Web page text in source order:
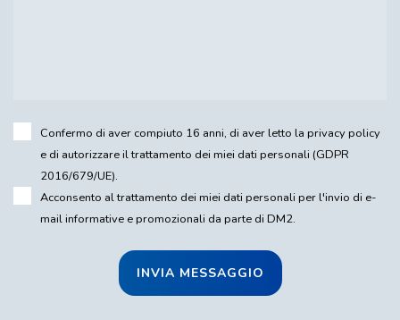
Confermo di aver compiuto 16 anni, di aver letto la privacy policy
e di autorizzare il trattamento dei miei dati personali (GDPR
2016/679/UE).
Acconsento al trattamento dei miei dati personali per l'invio di e-
mail informative e promozionali da parte di DM2.
INVIA MESSAGGIO